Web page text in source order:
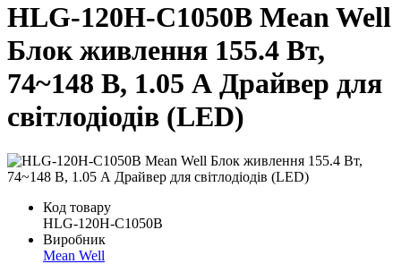
HLG-120H-C1050B Mean Well
Блок живлення 155.4 Вт,
74~148 В, 1.05 А Драйвер для
світлодіодів (LED)
Код товару
HLG-120H-C1050B
Виробник
Mean Well